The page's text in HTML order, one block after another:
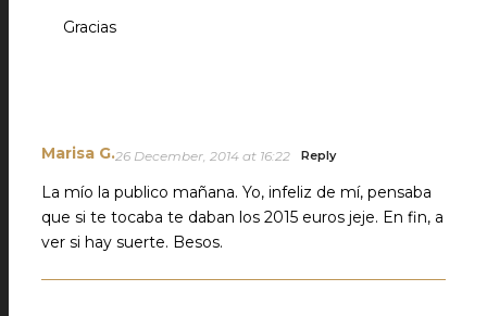
Gracias
Marisa G.26 December, 2014 at 16:22 Reply
La mío la publico mañana. Yo, infeliz de mí, pensaba
que si te tocaba te daban los 2015 euros jeje. En fin, a
ver si hay suerte. Besos.